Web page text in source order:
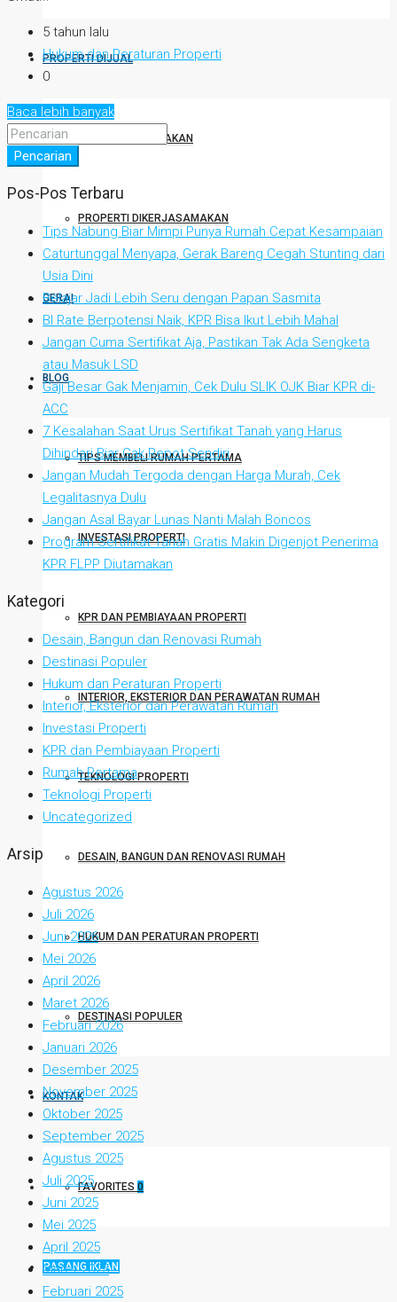
PROPERTI DIJUAL
PROPERTI DISEWAKAN
PROPERTI DIKERJASAMAKAN
GERAI
BLOG
TIPS MEMBELI RUMAH PERTAMA
INVESTASI PROPERTI
KPR DAN PEMBIAYAAN PROPERTI
INTERIOR, EKSTERIOR DAN PERAWATAN RUMAH
TEKNOLOGI PROPERTI
DESAIN, BANGUN DAN RENOVASI RUMAH
HUKUM DAN PERATURAN PROPERTI
DESTINASI POPULER
KONTAK
FAVORITES 0
PASANG IKLAN
5 tahun lalu
Hukum dan Peraturan Properti
0
Baca lebih banyak
Pencarian
Pos-Pos Terbaru
Tips Nabung Biar Mimpi Punya Rumah Cepat Kesampaian
Caturtunggal Menyapa, Gerak Bareng Cegah Stunting dari
Usia Dini
Belajar Jadi Lebih Seru dengan Papan Sasmita
BI Rate Berpotensi Naik, KPR Bisa Ikut Lebih Mahal
Jangan Cuma Sertifikat Aja, Pastikan Tak Ada Sengketa
atau Masuk LSD
Gaji Besar Gak Menjamin, Cek Dulu SLIK OJK Biar KPR di-
ACC
7 Kesalahan Saat Urus Sertifikat Tanah yang Harus
Dihindari Biar Gak Repot Sendiri
Jangan Mudah Tergoda dengan Harga Murah, Cek
Legalitasnya Dulu
Jangan Asal Bayar Lunas Nanti Malah Boncos
Program Sertifikat Tanah Gratis Makin Digenjot Penerima
KPR FLPP Diutamakan
Kategori
Desain, Bangun dan Renovasi Rumah
Destinasi Populer
Hukum dan Peraturan Properti
Interior, Eksterior dan Perawatan Rumah
Investasi Properti
KPR dan Pembiayaan Properti
Rumah Pertama
Teknologi Properti
Uncategorized
Arsip
Agustus 2026
Juli 2026
Juni 2026
Mei 2026
April 2026
Maret 2026
Februari 2026
Januari 2026
Desember 2025
November 2025
Oktober 2025
September 2025
Agustus 2025
Juli 2025
Juni 2025
Mei 2025
April 2025
Maret 2025
Februari 2025